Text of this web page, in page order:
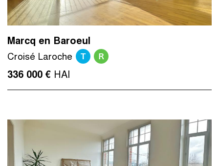
Marcq en Baroeul
Croisé Laroche T R
336 000 € HAI